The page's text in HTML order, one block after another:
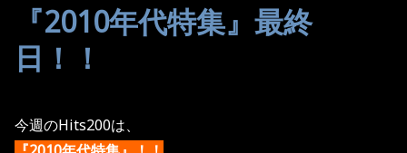
『2010年代特集』最終
日！！
今週のHits200は、